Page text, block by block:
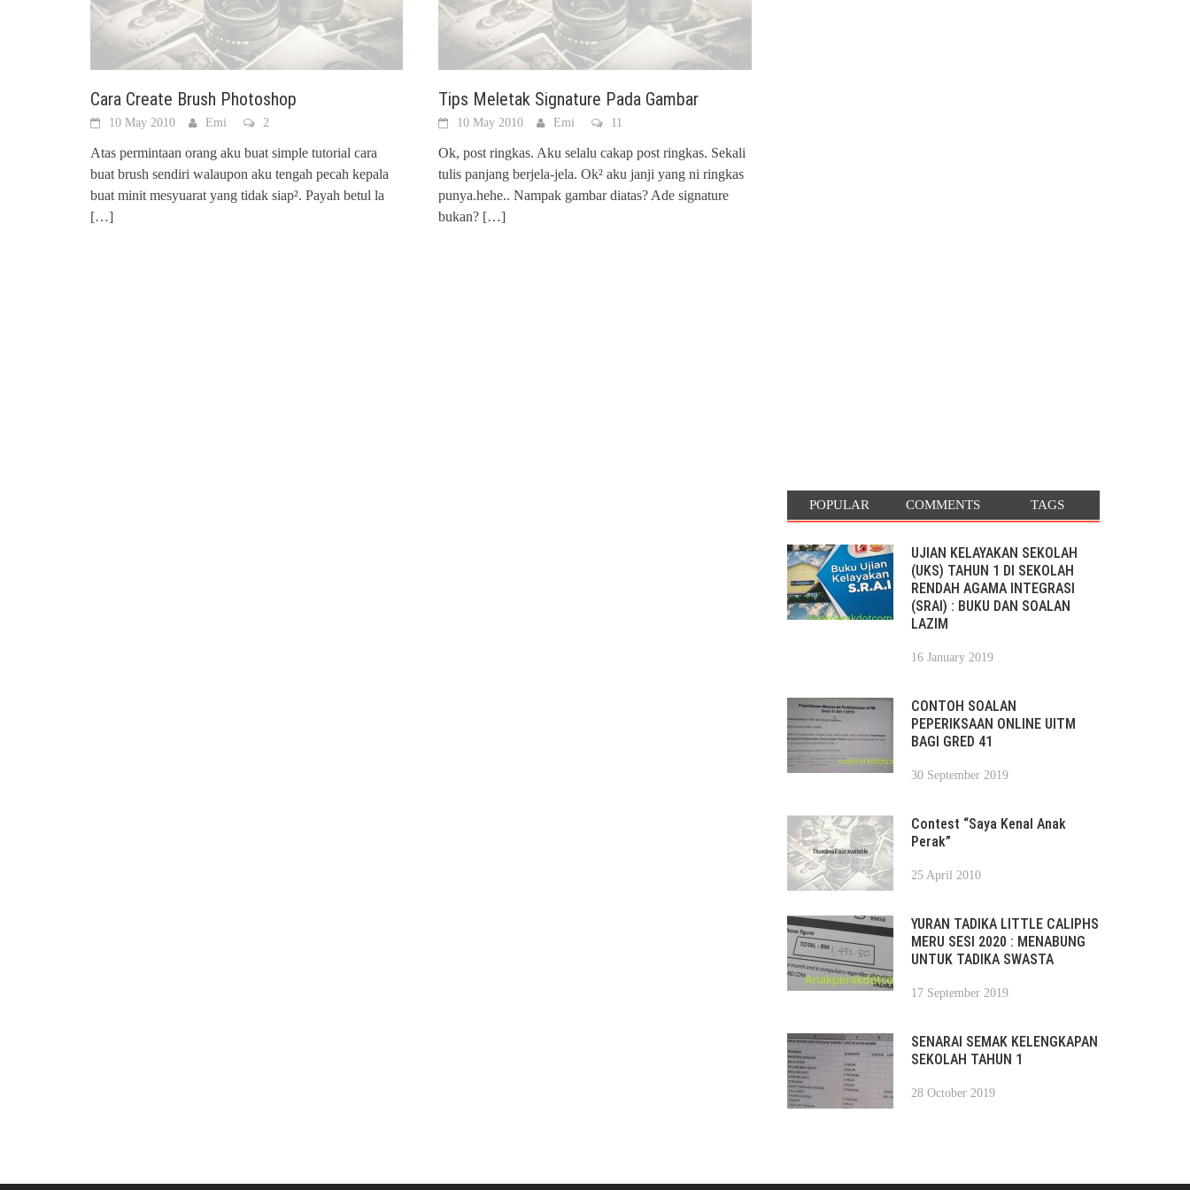
Cara Create Brush Photoshop
10 May 2010 Emi 2
Atas permintaan orang aku buat simple tutorial cara
buat brush sendiri walaupon aku tengah pecah kepala
buat minit mesyuarat yang tidak siap². Payah betul la
[…]
Tips Meletak Signature Pada Gambar
10 May 2010 Emi 11
Ok, post ringkas. Aku selalu cakap post ringkas. Sekali
tulis panjang berjela-jela. Ok² aku janji yang ni ringkas
punya.hehe.. Nampak gambar diatas? Ade signature
bukan? […]
POPULAR COMMENTS TAGS
UJIAN KELAYAKAN SEKOLAH
(UKS) TAHUN 1 DI SEKOLAH
RENDAH AGAMA INTEGRASI
(SRAI) : BUKU DAN SOALAN
LAZIM
16 January 2019
CONTOH SOALAN
PEPERIKSAAN ONLINE UITM
BAGI GRED 41
30 September 2019
Contest “Saya Kenal Anak
Perak”
25 April 2010
YURAN TADIKA LITTLE CALIPHS
MERU SESI 2020 : MENABUNG
UNTUK TADIKA SWASTA
17 September 2019
SENARAI SEMAK KELENGKAPAN
SEKOLAH TAHUN 1
28 October 2019